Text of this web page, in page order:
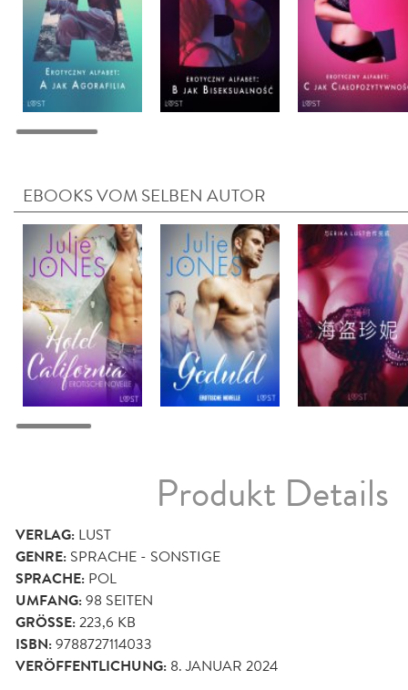
EBOOKS VOM SELBEN AUTOR
Produkt Details
VERLAG: LUST
GENRE: SPRACHE - SONSTIGE
SPRACHE: POL
UMFANG:98 SEITEN
GRÖSSE: 223,6 KB
ISBN:9788727114033
VERÖFFENTLICHUNG: 8. JANUAR 2024